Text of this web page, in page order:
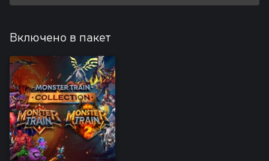
Включено в пакет